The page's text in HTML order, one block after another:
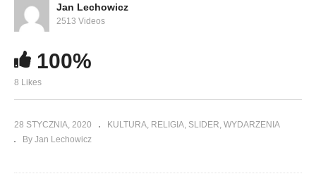
Jan Lechowicz
2513 Videos
100%
8 Likes
28 STYCZNIA, 2020 KULTURA RELIGIA SLIDER WYDARZENIA
By Jan Lechowicz